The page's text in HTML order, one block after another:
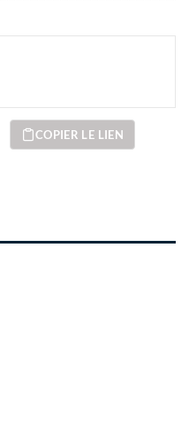
COPIER LE LIEN